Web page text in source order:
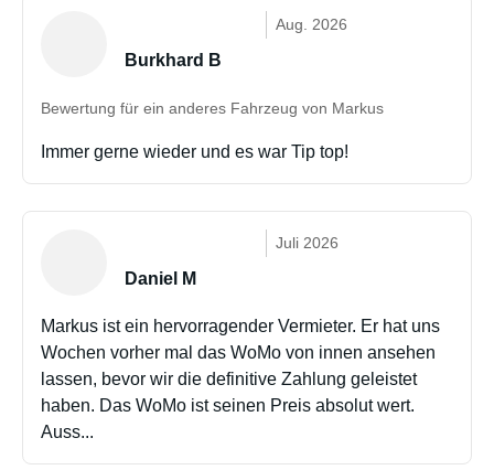
Aug. 2026
Burkhard B
Bewertung für ein anderes Fahrzeug von Markus
Immer gerne wieder und es war Tip top!
Juli 2026
Daniel M
Markus ist ein hervorragender Vermieter. Er hat uns
Wochen vorher mal das WoMo von innen ansehen
lassen, bevor wir die definitive Zahlung geleistet
haben. Das WoMo ist seinen Preis absolut wert.
Auss...